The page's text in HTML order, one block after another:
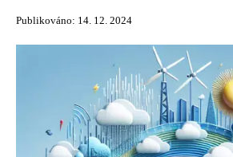
Publikováno: 14. 12. 2024